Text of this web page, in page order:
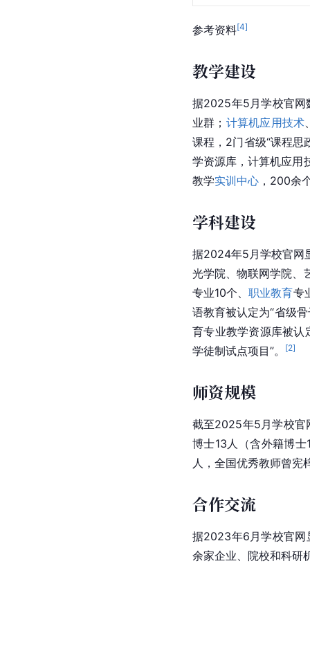
参考资料[4]
教学建设
据2025年5月学校官网
业群； 计算机应用技术
课程，2门省级“课程思
学资源库，计算机应用
教学实训中心 ，200余
学科建设
据2024年5月学校官网
光学院、物联网学院、
专业10个、职业教育专
语教育被认定为“省级
育专业教学资源库被认
学徒制试点项目”。
[2]
师资规模
截至2025年5月学校官
博士13人（含外籍博
人，全国优秀教师曾宪
合作交流
据2023年6月学校官网
余家企业、院校和科研